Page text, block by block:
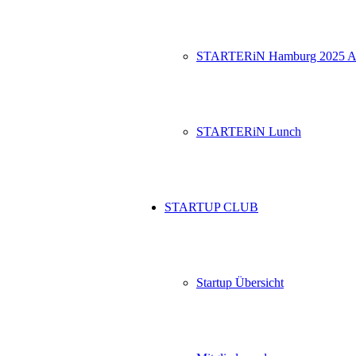
STARTERiN Hamburg 2025
STARTERiN Lunch
STARTUP CLUB
Startup Übersicht